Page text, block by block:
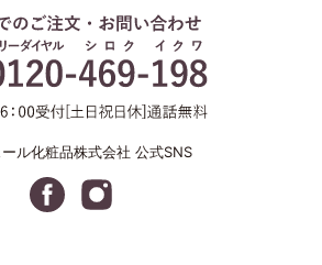
ル化粧品株式会社 公式SNS